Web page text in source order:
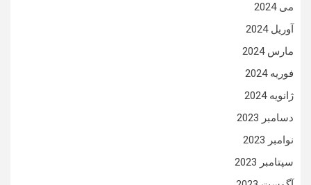
می 2024
آوریل 2024
مارس 2024
فوریه 2024
ژانویه 2024
دسامبر 2023
نوامبر 2023
سپتامبر 2023